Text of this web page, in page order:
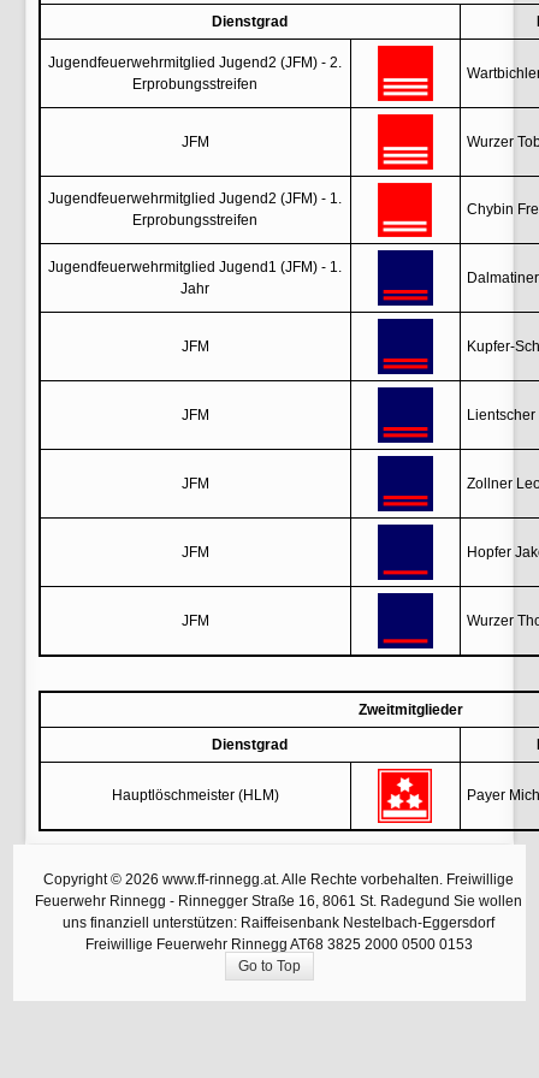
Dienstgrad
Jugendfeuerwehrmitglied Jugend2 (JFM) - 2.
Erprobungsstreifen
JFM Wurzer
Jugendfeuerwehrmitglied Jugend2 (JFM) - 1.
Erprobungsstreifen
Chybin
Jugendfeuerwehrmitglied Jugend1 (JFM) - 1.
Jahr
JFM Kupfer-
JFM
JFM Zollner
JFM Hopfer
JFM Wurzer
Zweitmitglieder
Dienstgrad
Hauptlöschmeister (HLM) Payer
Copyright © 2026 www.ff-rinnegg.at. Alle Rechte vorbehalten. Freiwillige
Feuerwehr Rinnegg - Rinnegger Straße 16, 8061 St. Radegund Sie wollen
uns finanziell unterstützen: Raiffeisenbank Nestelbach-Eggersdorf
Freiwillige Feuerwehr Rinnegg AT68 3825 2000 0500 0153
Go to Top